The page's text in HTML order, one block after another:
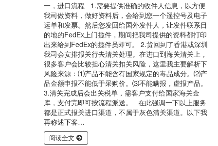
一，进口流程 1.需要提供准确的收件人信息，以方便
我司做资料，做好资料后，会给到您一个遥控号及电子
运单和发票。然后您发回给国外发件人，让发件联系目
的地的FedEx上门揽件，期间把我司提供的资料都打印
出来给到FedEx的揽件员即可。 2.货回到了香港或深圳
我司会安排报关行去清关处理。在进口到海关清关上，
很多客户会比较担心清关扣关风险，这里我主要解析下
风险来源：⑴产品不能含有国家规定的毒品成分。⑵产
品金额申报不能低于采购价。⑶不能瞒报，虚报产品。
3.清关完成后会出关税单，需客户支付给国家海关金
库，支付完即可按流程派送。 在此强调一下以上服务
都是正式报关进口渠道，不属于灰色清关渠道。以下我
再称述下客…
阅读全文